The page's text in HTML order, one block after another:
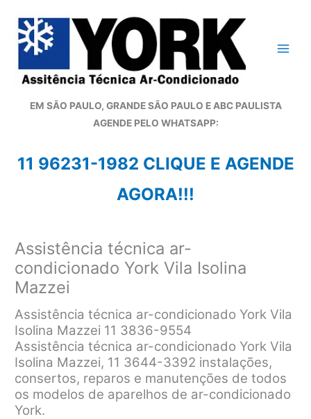
para
conteúdo
EM SÃO PAULO, GRANDE SÃO PAULO E ABC PAULISTA
AGENDE PELO WHATSAPP:
11 96231-1982 CLIQUE E AGENDE
AGORA!!!
Assistência técnica ar-
condicionado York Vila Isolina
Mazzei
Assistência técnica ar-condicionado York Vila
Isolina Mazzei 11 3836-9554
Assistência técnica ar-condicionado York Vila
Isolina Mazzei, 11 3644-3392 instalações,
consertos, reparos e manutenções de todos
os modelos de aparelhos de ar-condicionado
York.